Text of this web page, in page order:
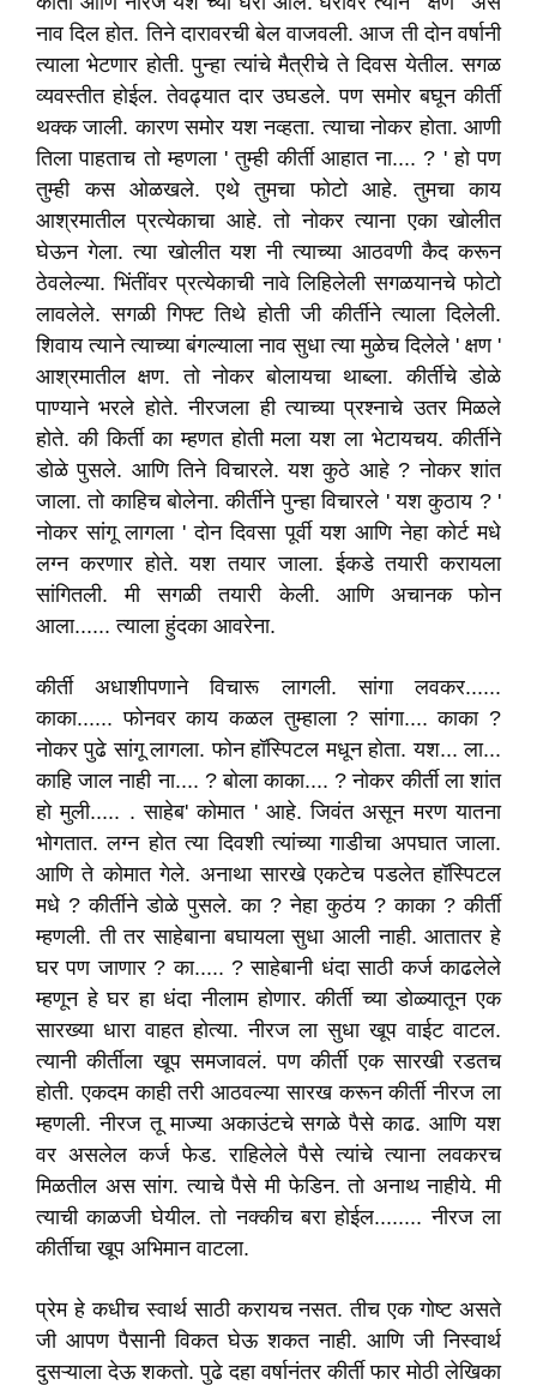
नाव दिल होत. तिने दारावरची बेल वाजवली. आज ती दोन वर्षानी
त्याला भेटणार होती. पुन्हा त्यांचे मैत्रीचे ते दिवस येतील. सगळ
व्यवस्तीत होईल. तेवढ्यात दार उघडले. पण समोर बघून कीर्ती
थक्क जाली. कारण समोर यश नव्हता. त्याचा नोकर होता. आणी
तिला पाहताच तो म्हणला ' तुम्ही कीर्ती आहात ना.... ? ' हो पण
तुम्ही कस ओळखले. एथे तुमचा फोटो आहे. तुमचा काय
आश्रमातील प्रत्येकाचा आहे. तो नोकर त्याना एका खोलीत
घेऊन गेला. त्या खोलीत यश नी त्याच्या आठवणी कैद करून
ठेवलेल्या. भिंतींवर प्रत्येकाची नावे लिहिलेली सगळयानचे फोटो
लावलेले. सगळी गिफ्ट तिथे होती जी कीर्तीने त्याला दिलेली.
शिवाय त्याने त्याच्या बंगल्याला नाव सुधा त्या मुळेच दिलेले ' क्षण '
आश्रमातील क्षण. तो नोकर बोलायचा थाब्ला. कीर्तीचे डोळे
पाण्याने भरले होते. नीरजला ही त्याच्या प्रश्नाचे उतर मिळले
होते. की किर्ती का म्हणत होती मला यश ला भेटायचय. कीर्तीने
डोळे पुसले. आणि तिने विचारले. यश कुठे आहे ? नोकर शांत
जाला. तो काहिच बोलेना. कीर्तीने पुन्हा विचारले ' यश कुठाय ? '
नोकर सांगू लागला ' दोन दिवसा पूर्वी यश आणि नेहा कोर्ट मधे
लग्न करणार होते. यश तयार जाला. ईकडे तयारी करायला
सांगितली. मी सगळी तयारी केली. आणि अचानक फोन
आला...... त्याला हुंदका आवरेना.
कीर्ती अधाशीपणाने विचारू लागली. सांगा लवकर......
काका...... फोनवर काय कळल तुम्हाला ? सांगा.... काका ?
नोकर पुढे सांगू लागला. फोन हॉस्पिटल मधून होता. यश... ला...
काहि जाल नाही ना.... ? बोला काका.... ? नोकर कीर्ती ला शांत
हो मुली..... . साहेब' कोमात ' आहे. जिवंत असून मरण यातना
भोगतात. लग्न होत त्या दिवशी त्यांच्या गाडीचा अपघात जाला.
आणि ते कोमात गेले. अनाथा सारखे एकटेच पडलेत हॉस्पिटल
मधे ? कीर्तीने डोळे पुसले. का ? नेहा कुठंय ? काका ? कीर्ती
म्हणली. ती तर साहेबाना बघायला सुधा आली नाही. आतातर हे
घर पण जाणार ? का..... ? साहेबानी धंदा साठी कर्ज काढलेले
म्हणून हे घर हा धंदा नीलाम होणार. कीर्ती च्या डोळ्यातून एक
सारख्या धारा वाहत होत्या. नीरज ला सुधा खूप वाईट वाटल.
त्यानी कीर्तीला खूप समजावलं. पण कीर्ती एक सारखी रडतच
होती. एकदम काही तरी आठवल्या सारख करून कीर्ती नीरज ला
म्हणली. नीरज तू माज्या अकाउंटचे सगळे पैसे काढ. आणि यश
वर असलेल कर्ज फेड. राहिलेले पैसे त्यांचे त्याना लवकरच
मिळतील अस सांग. त्याचे पैसे मी फेडिन. तो अनाथ नाहीये. मी
त्याची काळजी घेयील. तो नक्कीच बरा होईल........ नीरज ला
कीर्तीचा खूप अभिमान वाटला.
प्रेम हे कधीच स्वार्थ साठी करायच नसत. तीच एक गोष्ट असते
जी आपण पैसानी विकत घेऊ शकत नाही. आणि जी निस्वार्थ
दुसऱ्याला देऊ शकतो. पुढे दहा वर्षानंतर कीर्ती फार मोठी लेखिका